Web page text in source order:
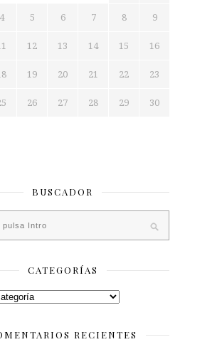
4 5 6 7 8 9
12 13 14 15 16
19 20 21 22 23
26 27 28 29 30
BUSCADOR
CATEGORÍAS
RECIENTES